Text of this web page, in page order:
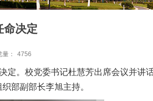
命决定
量： 4756
定。校党委书记杜慧芳出席会议并讲
部副部长李旭主持。